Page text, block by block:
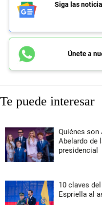
Siga las
Únete a
Te puede interesar
Quiénes son
Abelardo de
presidencial
10 claves
Espriella al